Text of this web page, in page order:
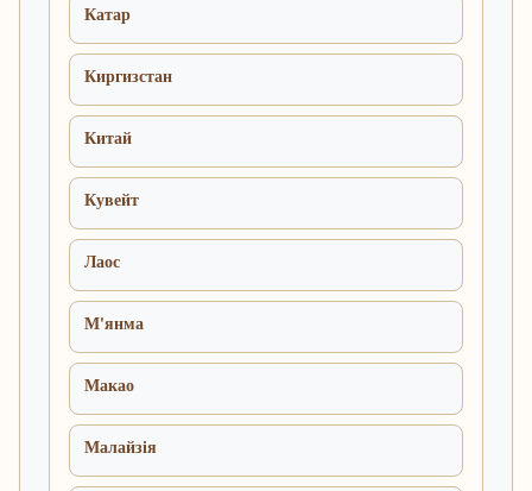
Катар
Киргизстан
Китай
Кувейт
Лаос
М'янма
Макао
Малайзія